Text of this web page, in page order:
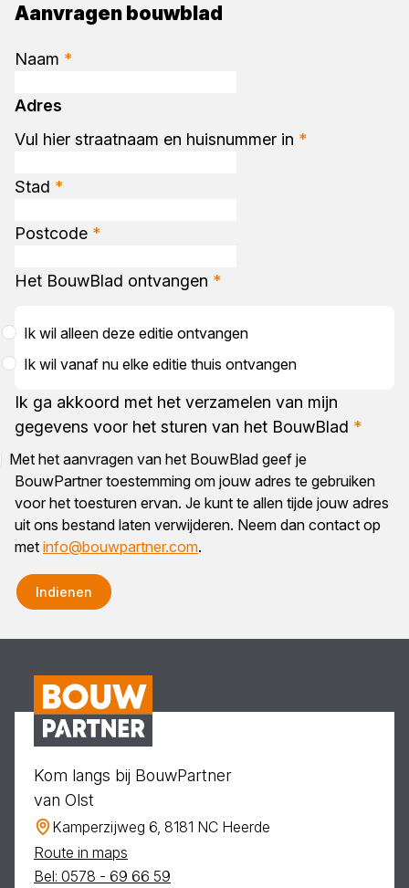
Aanvragen bouwblad
Naam *
Adres
Vul hier straatnaam en huisnummer in *
Stad *
Postcode *
Het BouwBlad ontvangen *
Ik wil alleen deze editie ontvangen
Ik wil vanaf nu elke editie thuis ontvangen
Ik ga akkoord met het verzamelen van mijn
gegevens voor het sturen van het BouwBlad *
Met het aanvragen van het BouwBlad geef je
BouwPartner toestemming om jouw adres te gebruiken
voor het toesturen ervan. Je kunt te allen tijde jouw adres
uit ons bestand laten verwijderen. Neem dan contact op
met info@bouwpartner.com.
Indienen
Kom langs bij BouwPartner
van Olst
Kamperzijweg 6, 8181 NC Heerde
Route in maps
Bel: 0578 - 69 66 59